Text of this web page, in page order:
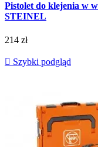
Pistolet do klejenia w
STEINEL
214 zł
 Szybki podgląd